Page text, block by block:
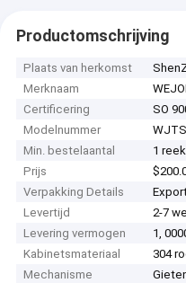
Productomschrijving
Plaats van herkomst
Merknaam
Certificering
SO
Modelnummer
Min. bestelaantal
1
Prijs
Verpakking Details
Levertijd
2-7
Levering vermogen
1,
Kabinetsmateriaal
304
Mechanisme